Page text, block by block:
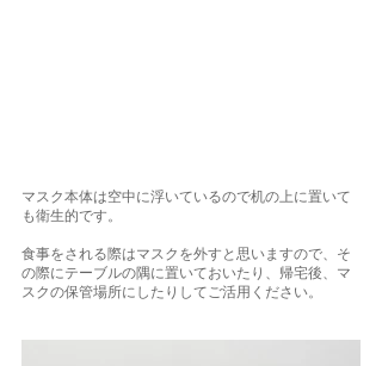
マスク本体は空中に浮いているので机の上に置いて
も衛生的です。
食事をされる際はマスクを外すと思いますので、そ
の際にテーブルの隅に置いておいたり、帰宅後、マ
スクの保管場所にしたりしてご活用ください。